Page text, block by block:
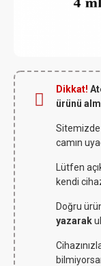
Dikkat!
ürünü
Sitemizde
camın
Lütfen
kendi
Doğru
yazarak